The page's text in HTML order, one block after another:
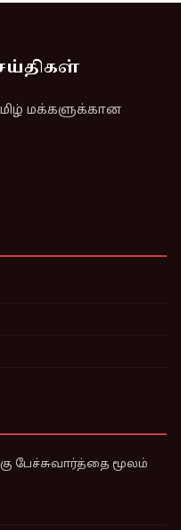
மக்களுக்கான
பேச்சுவார்த்தை மூலம்